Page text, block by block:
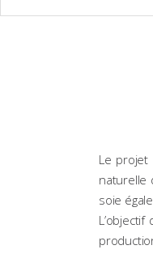
Le projet
naturelle
soie